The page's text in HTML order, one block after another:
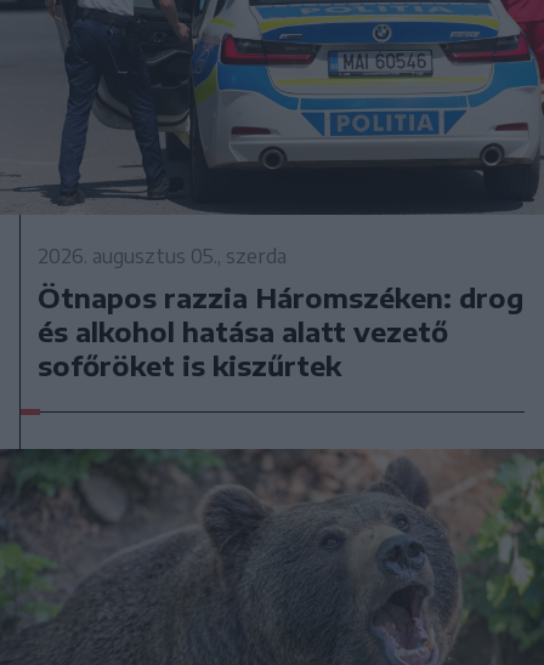
2026. augusztus 05., szerda
Ötnapos razzia Háromszéken: drog
és alkohol hatása alatt vezető
sofőröket is kiszűrtek